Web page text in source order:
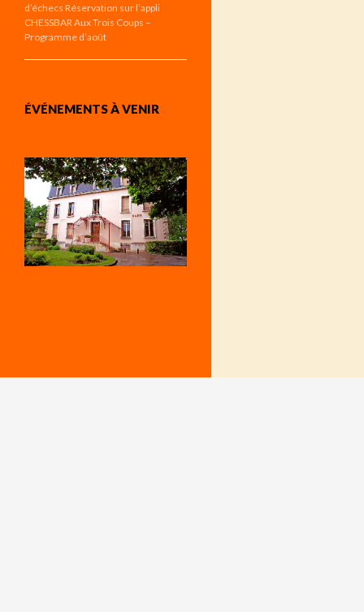
d’échecs Réservation sur l’appli
CHESSBAR Aux Trois Coups –
Programme d’août
ÉVÉNEMENTS À VENIR